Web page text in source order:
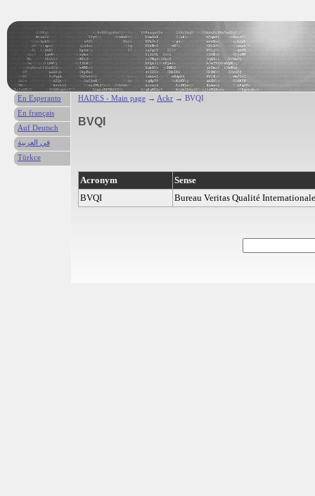
HADES - Main page → Ackr → BVQI
BVQI
Acronym
Sense
BVQI
Bureau Veritas Qualité Internationale
En Esperanto
En français
Auf Deutsch
في العربية
Türkce